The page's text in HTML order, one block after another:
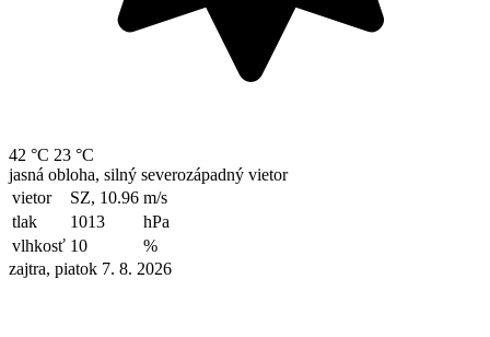
42 °C 23 °C
jasná obloha, silný severozápadný vietor
vietor
SZ, 10.96 m/s
tlak
1013
hPa
vlhkosť 10
%
zajtra, piatok 7. 8. 2026